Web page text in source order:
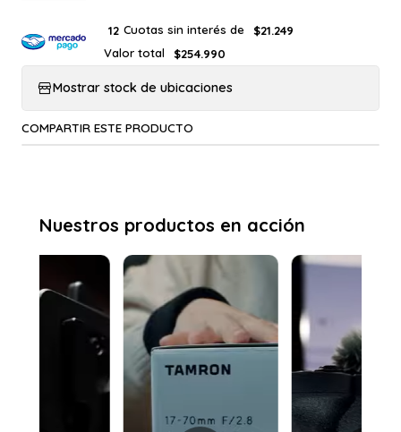
12 Cuotas sin interés de
$21.249
Valor total
$254.990
Mostrar stock de ubicaciones
COMPARTIR ESTE PRODUCTO